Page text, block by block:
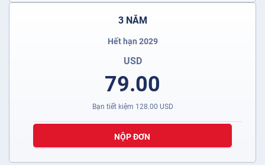
3 NĂM
Hết hạn 2029
USD
79.00
Bạn tiết kiệm 128.00 USD
NỘP ĐƠN